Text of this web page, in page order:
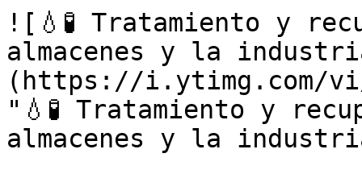
![💧🧪 Tratamiento y
almacenes y la
(https://i.ytimg.com/vi/
"💧🧪 Tratamiento y
almacenes y la